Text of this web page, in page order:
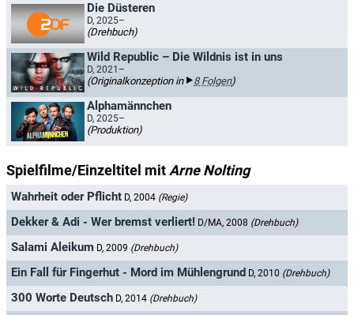
Die Düsteren
D, 2025–
(Drehbuch)
Wild Republic – Die Wildnis ist in uns
D, 2021–
(Originalkonzeption in 8 Folgen)
Alphamännchen
D, 2025–
(Produktion)
Spielfilme/Einzeltitel mit Arne Nolting
Wahrheit oder Pflicht D, 2004 (Regie)
Dekker & Adi - Wer bremst verliert! D/MA, 2008 (Drehbuch)
Salami Aleikum D, 2009 (Drehbuch)
Ein Fall für Fingerhut - Mord im Mühlengrund D, 2010 (Drehbuch)
300 Worte Deutsch D, 2014 (Drehbuch)